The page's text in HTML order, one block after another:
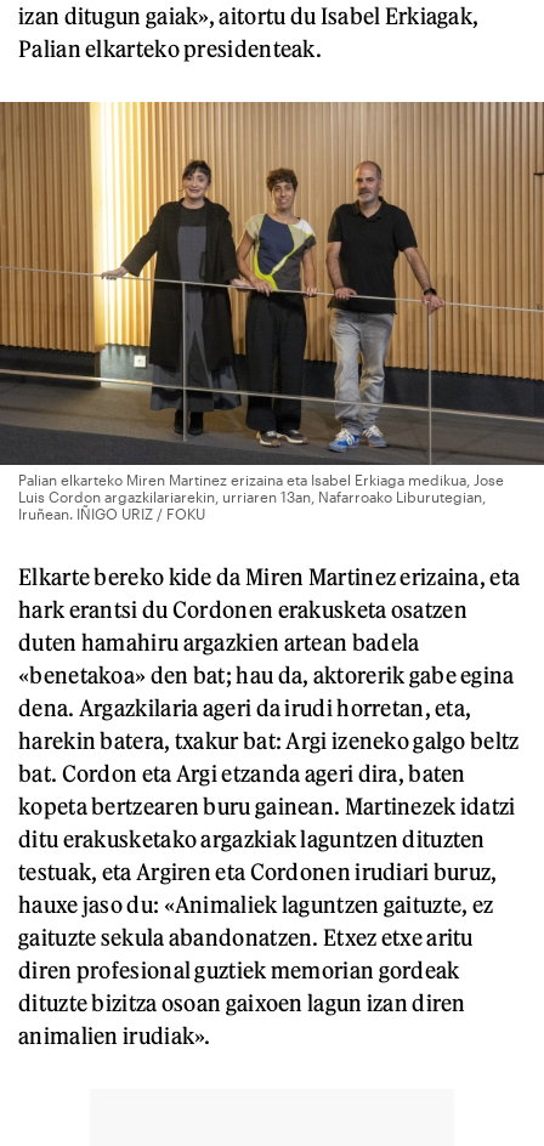
izan ditugun gaiak», aitortu du Isabel Erkiagak,
Palian elkarteko presidenteak.
Palian elkarteko Miren Martinez erizaina eta Isabel Erkiaga medikua, Jose
Luis Cordon argazkilariarekin, urriaren 13an, Nafarroako Liburutegian,
Iruñean. IÑIGO URIZ / FOKU
Elkarte bereko kide da Miren Martinez erizaina, eta
hark erantsi du Cordonen erakusketa osatzen
duten hamahiru argazkien artean badela
«benetakoa» den bat; hau da, aktorerik gabe egina
dena. Argazkilaria ageri da irudi horretan, eta,
harekin batera, txakur bat: Argi izeneko galgo beltz
bat. Cordon eta Argi etzanda ageri dira, baten
kopeta bertzearen buru gainean. Martinezek idatzi
ditu erakusketako argazkiak laguntzen dituzten
testuak, eta Argiren eta Cordonen irudiari buruz,
hauxe jaso du: «Animaliek laguntzen gaituzte, ez
gaituzte sekula abandonatzen. Etxez etxe aritu
diren profesional guztiek memorian gordeak
dituzte bizitza osoan gaixoen lagun izan diren
animalien irudiak».